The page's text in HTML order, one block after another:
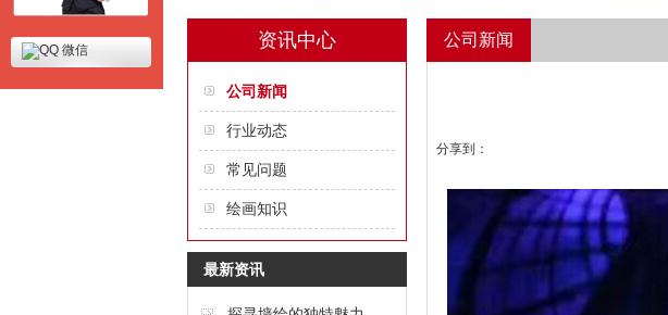
资讯中心
公司新闻
行业动态
常见问题
绘画知识
最新资讯
公司新闻
分享到：
微信